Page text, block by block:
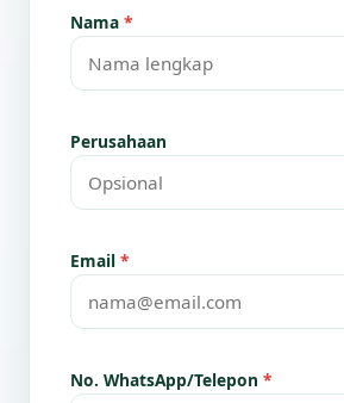
Nama *
Perusahaan
Email *
No. WhatsApp/Telepon *